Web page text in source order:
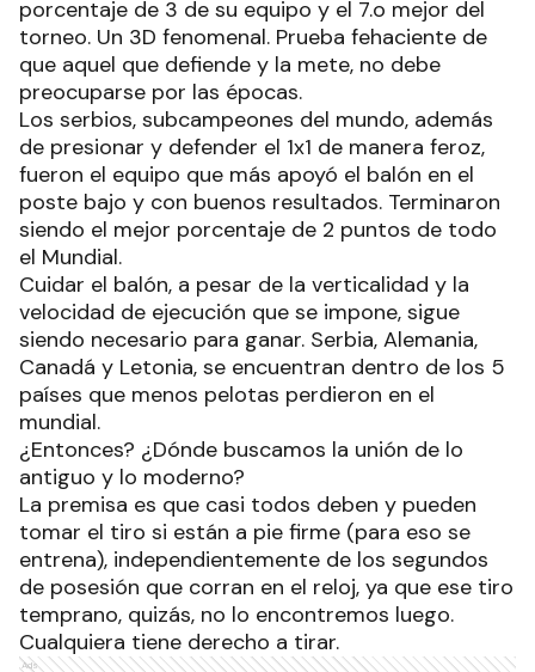
porcentaje de 3 de su equipo y el 7.o mejor del
torneo. Un 3D fenomenal. Prueba fehaciente de
que aquel que defiende y la mete, no debe
preocuparse por las épocas.
Los serbios, subcampeones del mundo, además
de presionar y defender el 1x1 de manera feroz,
fueron el equipo que más apoyó el balón en el
poste bajo y con buenos resultados. Terminaron
siendo el mejor porcentaje de 2 puntos de todo
el Mundial.
Cuidar el balón, a pesar de la verticalidad y la
velocidad de ejecución que se impone, sigue
siendo necesario para ganar. Serbia, Alemania,
Canadá y Letonia, se encuentran dentro de los 5
países que menos pelotas perdieron en el
mundial.
¿Entonces? ¿Dónde buscamos la unión de lo
antiguo y lo moderno?
La premisa es que casi todos deben y pueden
tomar el tiro si están a pie firme (para eso se
entrena), independientemente de los segundos
de posesión que corran en el reloj, ya que ese tiro
temprano, quizás, no lo encontremos luego.
Cualquiera tiene derecho a tirar.
Ads